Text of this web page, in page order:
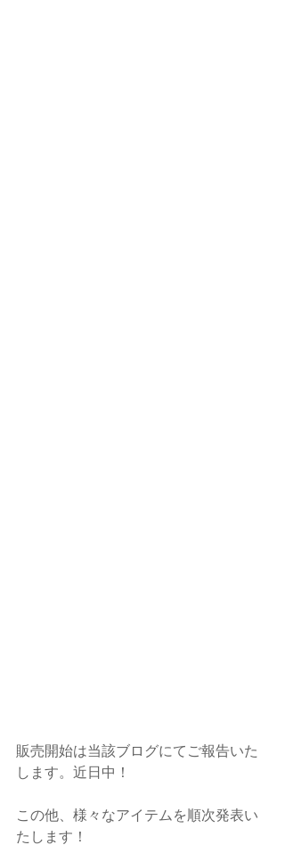
販売開始は当該ブログにてご報告いた
します。近日中！
この他、様々なアイテムを順次発表い
たします！